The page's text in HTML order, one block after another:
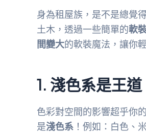
身為租屋族，是不是總覺
土木，透過一些簡單的軟
間變大的軟裝魔法，讓你
1. 淺色系是王
色彩對空間的影響超乎你
是淺色系 ！例如：白色、